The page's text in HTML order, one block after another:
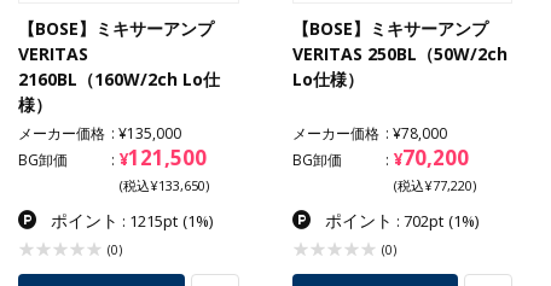
【BOSE】ミキサーアンプ
VERITAS
2160BL（160W/2ch Lo仕
様）
メーカー価格
¥135,000
BG卸価
¥121,500
(税込¥133,650)
ポイント : 1215pt (1%)
(0)
【BOSE】ミキサーアンプ
VERITAS 250BL（50W/2ch
Lo仕様）
メーカー価格
¥78,000
BG卸価
¥70,200
(税込¥77,220)
ポイント : 702pt (1%)
(0)